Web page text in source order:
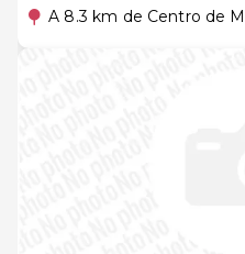
A 8.3 km de Centro de